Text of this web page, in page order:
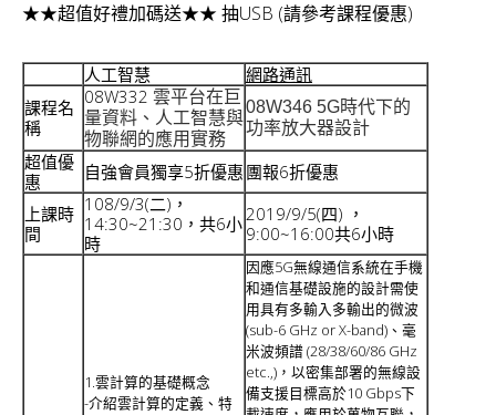
★★超值好禮加碼送★★ 抽USB (請參考課程優惠)
人工智慧
網路通訊
課程名
稱
08W332 雲平台在巨
量資料、人工智慧與
物聯網的應用實務
08W346 5G時代下的
功率放大器設計
超值優
惠
自強會員獨享5折優惠 團報6折優惠
上課時
間
108/9/3(二)，
14:30~21:30，共6小
時
2019/9/5(四) ，
9:00~16:00共6小時
1.雲計算的基礎概念
-介紹雲計算的定義、特
因應5G無線通信系統在手機
和通信基礎設施的設計需使
用具有多輸入多輸出的微波
(sub-6 GHz or X-band)、毫
米波頻譜 (28/38/60/86 GHz
etc.,)，以密集部署的無線設
備支援目標高於10 Gbps下